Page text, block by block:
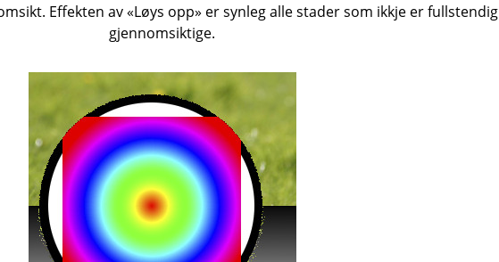
Effekten av«Løys opp» er synleg alle stader som ikkje er fullstendig
gjennomsiktige.